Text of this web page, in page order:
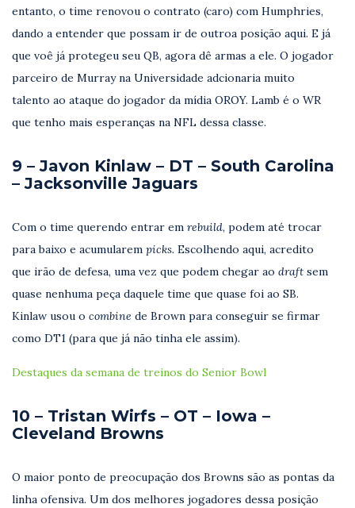
entanto, o time renovou o contrato (caro) com Humphries,
dando a entender que possam ir de outroa posição aqui. E já
que voê já protegeu seu QB, agora dê armas a ele. O jogador
parceiro de Murray na Universidade adcionaria muito
talento ao ataque do jogador da mídia OROY. Lamb é o WR
que tenho mais esperanças na NFL dessa classe.
9 – Javon Kinlaw – DT – South Carolina
– Jacksonville Jaguars
Com o time querendo entrar em rebuild, podem até trocar
para baixo e acumularem picks. Escolhendo aqui, acredito
que irão de defesa, uma vez que podem chegar ao draft sem
quase nenhuma peça daquele time que quase foi ao SB.
Kinlaw usou o combine de Brown para conseguir se firmar
como DT1 (para que já não tinha ele assim).
Destaques da semana de treinos do Senior Bowl
10 – Tristan Wirfs – OT – Iowa –
Cleveland Browns
O maior ponto de preocupação dos Browns são as pontas da
linha ofensiva. Um dos melhores jogadores dessa posição